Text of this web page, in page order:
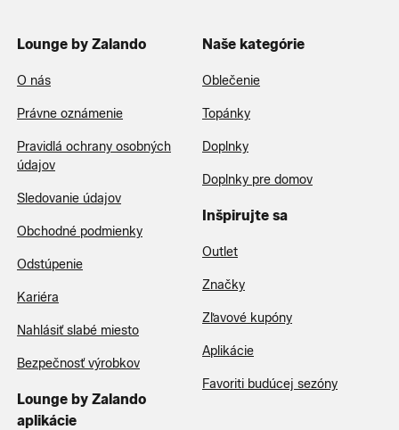
Lounge by Zalando
O nás
Právne oznámenie
Pravidlá ochrany osobných
údajov
Sledovanie údajov
Obchodné podmienky
Odstúpenie
Kariéra
Nahlásiť slabé miesto
Bezpečnosť výrobkov
Lounge by Zalando
aplikácie
Naše kategórie
Oblečenie
Topánky
Doplnky
Doplnky pre domov
Inšpirujte sa
Outlet
Značky
Zľavové kupóny
Aplikácie
Favoriti budúcej sezóny